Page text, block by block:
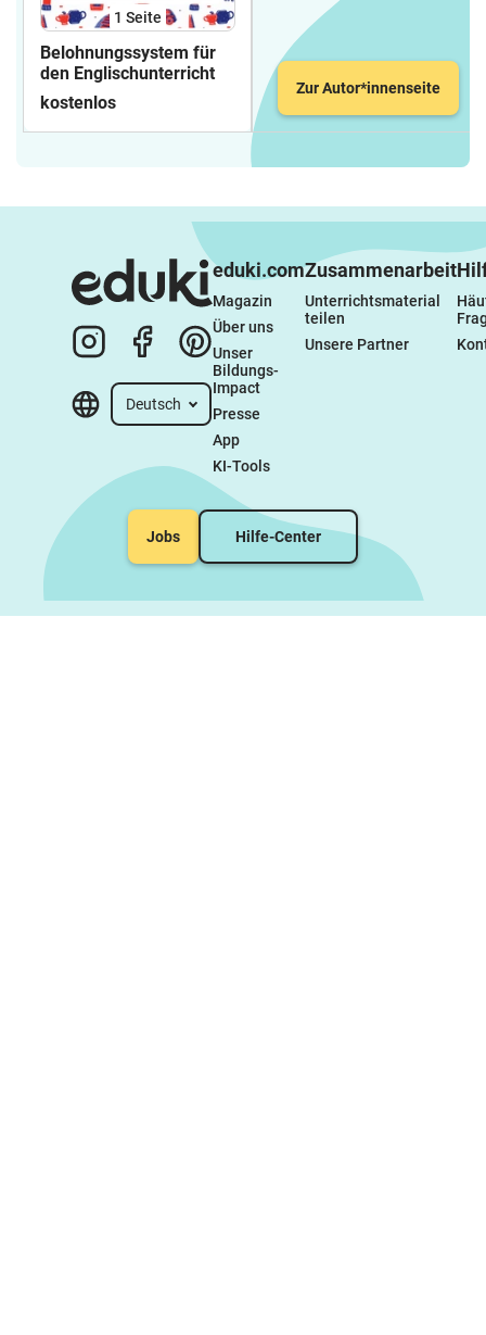
1 Seite
Belohnungssystem für
den Englischunterricht
kostenlos
Zur Autor*innenseite
Deutsch
eduki.com
Magazin
Über uns
Unser
Bildungs-
Impact
Presse
App
KI-Tools
Zusammenarbeit
Unterrichtsmaterial
teilen
Unsere Partner
Jobs Hilfe-Center